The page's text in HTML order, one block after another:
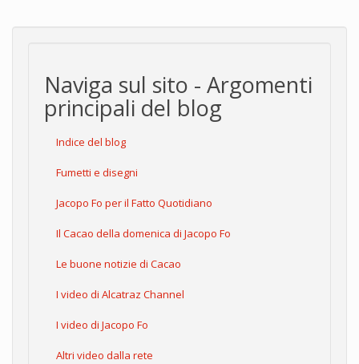
Naviga sul sito - Argomenti
principali del blog
Indice del blog
Fumetti e disegni
Jacopo Fo per il Fatto Quotidiano
Il Cacao della domenica di Jacopo Fo
Le buone notizie di Cacao
I video di Alcatraz Channel
I video di Jacopo Fo
Altri video dalla rete